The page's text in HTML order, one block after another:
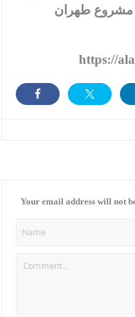
https://
Your email address will not